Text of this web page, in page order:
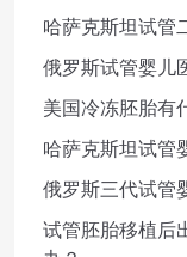
哈萨克斯坦试管
俄罗斯试管婴儿
美国冷冻胚胎有
哈萨克斯坦试管
俄罗斯三代试管
试管胚胎移植后